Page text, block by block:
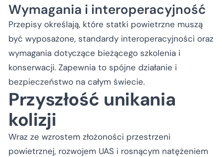
Wymagania i interoperacyjność
Przepisy określają, które statki powietrzne muszą
być wyposażone, standardy interoperacyjności oraz
wymagania dotyczące bieżącego szkolenia i
konserwacji. Zapewnia to spójne działanie i
bezpieczeństwo na całym świecie.
Przyszłość unikania
kolizji
Wraz ze wzrostem złożoności przestrzeni
powietrznej, rozwojem UAS i rosnącym natężeniem